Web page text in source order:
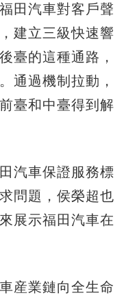
田汽車對客戶聲
建立三級快速響
臺的這種通路，
通過機制拉動，
臺和中臺得到解
汽車保證服務標
問題，侯榮超也
展示福田汽車在
業鏈向全生命